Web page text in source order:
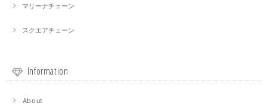
マリーナチェーン
スクエアチェーン
Information
About